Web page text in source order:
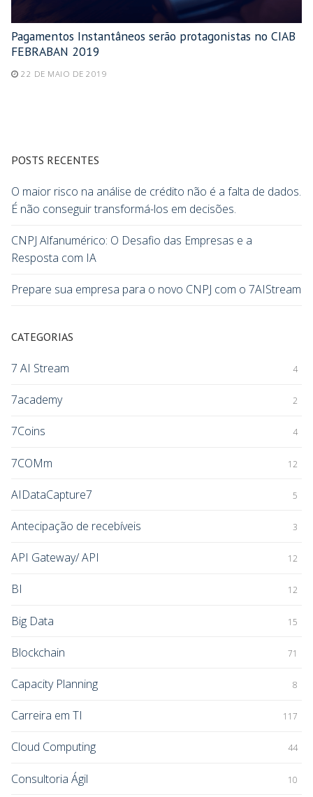
Pagamentos Instantâneos serão protagonistas no CIAB
FEBRABAN 2019
22 DE MAIO DE 2019
POSTS RECENTES
O maior risco na análise de crédito não é a falta de dados.
É não conseguir transformá-los em decisões.
CNPJ Alfanumérico: O Desafio das Empresas e a
Resposta com IA
Prepare sua empresa para o novo CNPJ com o 7AIStream
CATEGORIAS
7 AI Stream 4
7academy 2
7Coins 4
7COMm 12
AIDataCapture7 5
Antecipação de recebíveis 3
API Gateway/ API 12
BI 12
Big Data 15
Blockchain 71
Capacity Planning 8
Carreira em TI 117
Cloud Computing 44
Consultoria Ágil 10